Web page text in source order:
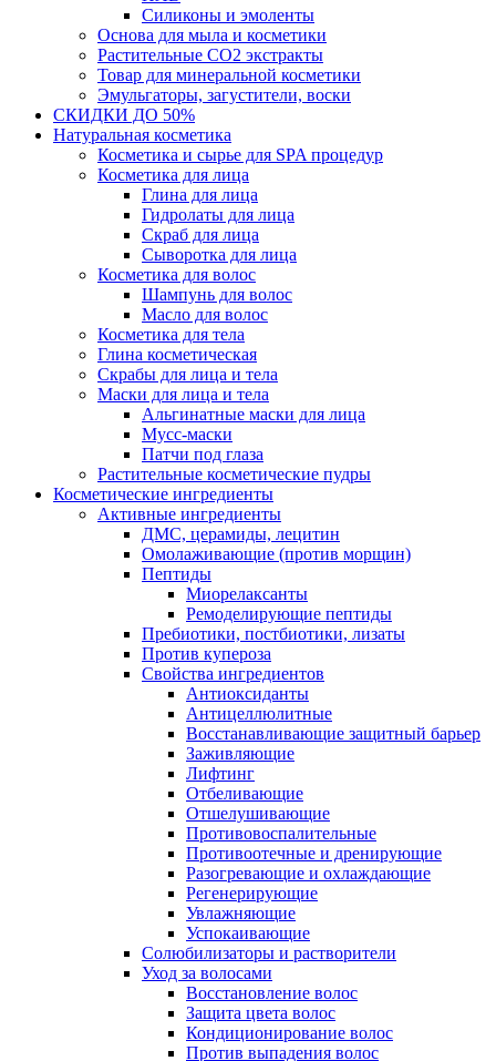
Силиконы и эмоленты
Основа для мыла и косметики
Растительные СО2 экстракты
Товар для минеральной косметики
Эмульгаторы, загустители, воски
СКИДКИ ДО 50%
Натуральная косметика
Косметика и сырье для SPA процедур
Косметика для лица
Глина для лица
Гидролаты для лица
Скраб для лица
Сыворотка для лица
Косметика для волос
Шампунь для волос
Масло для волос
Косметика для тела
Глина косметическая
Скрабы для лица и тела
Маски для лица и тела
Альгинатные маски для лица
Мусс-маски
Патчи под глаза
Растительные косметические пудры
Косметические ингредиенты
Активные ингредиенты
ДМС, церамиды, лецитин
Омолаживающие (против морщин)
Пептиды
Миорелаксанты
Ремоделирующие пептиды
Пребиотики, постбиотики, лизаты
Против купероза
Свойства ингредиентов
Антиоксиданты
Антицеллюлитные
Восстанавливающие защитный барьер
Заживляющие
Лифтинг
Отбеливающие
Отшелушивающие
Противовоспалительные
Противоотечные и дренирующие
Разогревающие и охлаждающие
Регенерирующие
Увлажняющие
Успокаивающие
Солюбилизаторы и растворители
Уход за волосами
Восстановление волос
Защита цвета волос
Кондиционирование волос
Против выпадения волос